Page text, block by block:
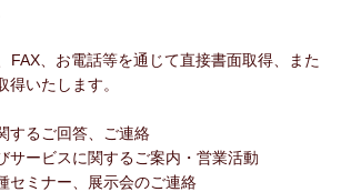
FAX、お電話等を通じて直接書面取得、また
得いたします。
するご回答、ご連絡
サービスに関するご案内・営業活動
セミナー、展示会のご連絡